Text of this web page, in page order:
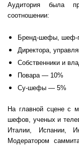
Аудитория была
соотношении:
Бренд-шефы, шеф-
Директора,
Собственники и
Повара — 10%
Су-шефы — 5%
На главной сцене с
шефов, ученых и
Италии, Испании,
Модератором